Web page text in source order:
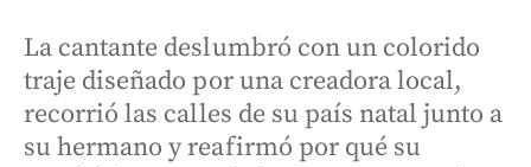
La cantante deslumbró con un colorido
traje diseñado por una creadora local,
recorrió las calles de su país natal junto a
su hermano y reafirmó por qué su